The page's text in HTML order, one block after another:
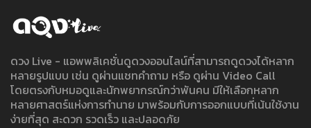
ดวง Live - แอพพลิเคชั่นดูดวงออนไลน์ที่สามารถดูดวงได้หลาก
หลายรูปแบบ เช่น ดูผ่านแชทคำถาม หรือ ดูผ่าน Video Call
โดยตรงกับหมอดูและนักพยากรณ์กว่าพันคน มีให้เลือกหลาก
หลายศาสตร์แห่งการทำนาย มาพร้อมกับการออกแบบที่เน้นใช้งาน
ง่ายที่สุด สะดวก รวดเร็ว และปลอดภัย